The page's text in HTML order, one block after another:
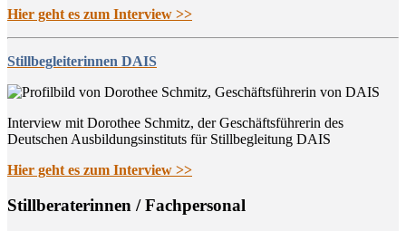
Hier geht es zum Interview >>
Stillbegleiterinnen DAIS
Interview mit Dorothee Schmitz, der Geschäftsführerin des
Deutschen Ausbildungsinstituts für Stillbegleitung DAIS
Hier geht es zum Interview >>
Still­be­ra­te­rin­nen / Fachpersonal